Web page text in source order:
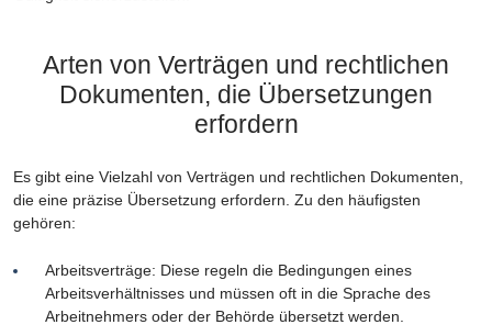
Arten von Verträgen und rechtlichen
Dokumenten, die Übersetzungen
erfordern
Es gibt eine Vielzahl von Verträgen und rechtlichen Dokumenten,
die eine präzise Übersetzung erfordern. Zu den häufigsten
gehören:
Arbeitsverträge: Diese regeln die Bedingungen eines
Arbeitsverhältnisses und müssen oft in die Sprache des
Arbeitnehmers oder der Behörde übersetzt werden.